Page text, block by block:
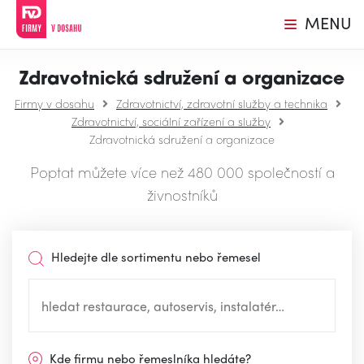
MENU
Zdravotnická sdružení a organizace
Firmy v dosahu
Zdravotnictví, zdravotní služby a technika
Zdravotnictví, sociální zařízení a služby
Zdravotnická sdružení a organizace
Poptat můžete více než 480 000 společností a
živnostníků
Hledejte dle sortimentu nebo řemesel
Kde firmu nebo řemeslníka hledáte?